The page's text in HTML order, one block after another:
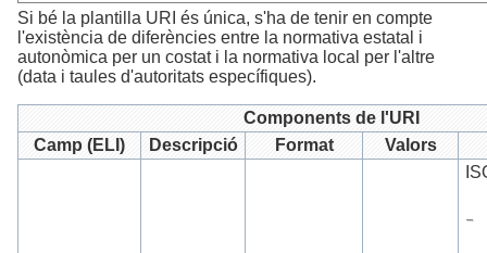
Si bé la plantilla URI és única, s'ha de tenir en compte
l'existència de diferències entre la normativa estatal i
autonòmica per un costat i la normativa local per l'altre
(data i taules d'autoritats específiques).
Components de l'URI
Camp (ELI)
Descripció Format Valors